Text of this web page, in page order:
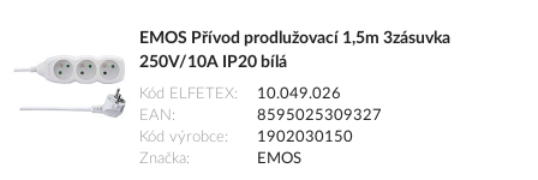
EMOS Přívod prodlužovací 1,5m 3zásuvka
250V/10A IP20 bílá
Kód ELFETEX
10.049.026
EAN
8595025309327
Kód výrobce
1902030150
Značka
EMOS